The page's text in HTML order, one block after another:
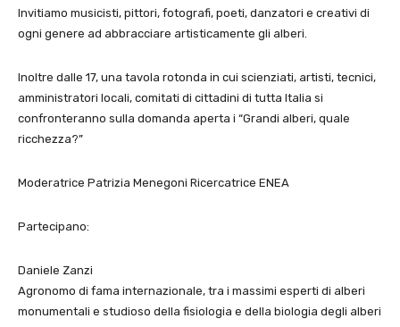
Invitiamo musicisti, pittori, fotografi, poeti, danzatori e creativi di
ogni genere ad abbracciare artisticamente gli alberi.
Inoltre dalle 17, una tavola rotonda in cui scienziati, artisti, tecnici,
amministratori locali, comitati di cittadini di tutta Italia si
confronteranno sulla domanda aperta i “Grandi alberi, quale
ricchezza?”
Moderatrice Patrizia Menegoni Ricercatrice ENEA
Partecipano:
Daniele Zanzi
Agronomo di fama internazionale, tra i massimi esperti di alberi
monumentali e studioso della fisiologia e della biologia degli alberi